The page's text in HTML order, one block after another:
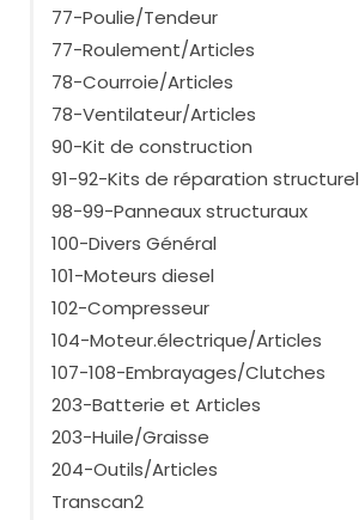
77-Poulie/Tendeur
77-Roulement/Articles
78-Courroie/Articles
78-Ventilateur/Articles
90-Kit de construction
91-92-Kits de réparation structurel
98-99-Panneaux structuraux
100-Divers Général
101-Moteurs diesel
102-Compresseur
104-Moteur.électrique/Articles
107-108-Embrayages/Clutches
203-Batterie et Articles
203-Huile/Graisse
204-Outils/Articles
Transcan2